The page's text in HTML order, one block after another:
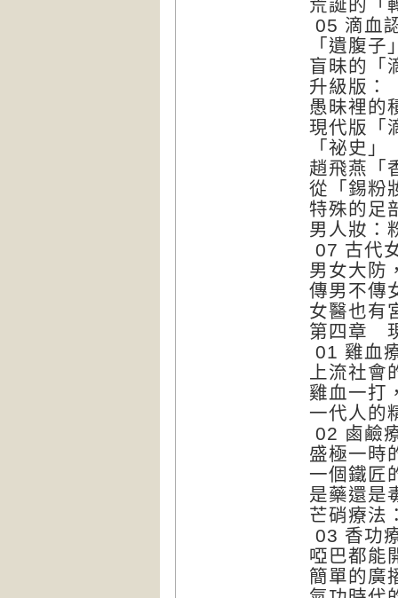
荒誕的「
05 滴血
「遺腹
盲昧的「
升級版：
愚昧裡的
現代版「
「祕史」
趙飛燕「
從「錫粉
特殊的足
男人妝：
07 古代
男女大防
傳男不傳
女醫也有
第四章
01 雞血
上流社會
雞血一打
一代人的
02 鹵鹼
盛極一時
一個鐵匠
是藥還是
芒硝療法
03 香功
啞巴都能
簡單的廣